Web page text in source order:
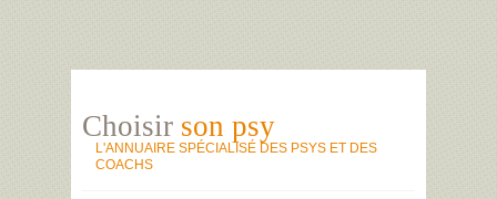
Choisir son psy
L'ANNUAIRE SPÉCIALISÉ DES PSYS ET DES
COACHS